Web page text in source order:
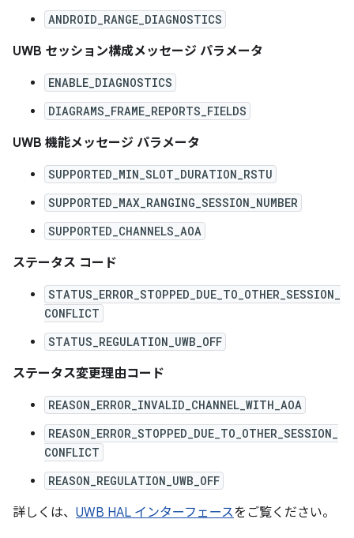
ANDROID_RANGE_DIAGNOSTICS
UWB セッション構成メッセージ パラメータ
ENABLE_DIAGNOSTICS
DIAGRAMS_FRAME_REPORTS_FIELDS
UWB 機能メッセージ パラメータ
SUPPORTED_MIN_SLOT_DURATION_RSTU
SUPPORTED_MAX_RANGING_SESSION_NUMBER
SUPPORTED_CHANNELS_AOA
ステータス コード
STATUS_ERROR_STOPPED_DUE_TO_OTHER_SESSION_
CONFLICT
STATUS_REGULATION_UWB_OFF
ステータス変更理由コード
REASON_ERROR_INVALID_CHANNEL_WITH_AOA
REASON_ERROR_STOPPED_DUE_TO_OTHER_SESSION_
CONFLICT
REASON_REGULATION_UWB_OFF
詳しくは、 UWB HAL インターフェースをご覧ください。